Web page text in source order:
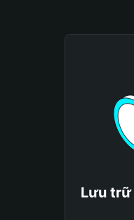
Lưu trữ